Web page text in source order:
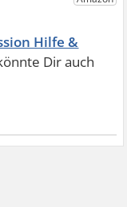
Hilfe &